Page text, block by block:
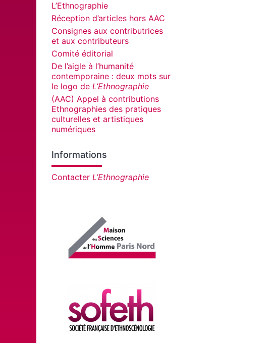
L’Ethnographie
Réception d’articles hors AAC
Consignes aux contributrices
et aux contributeurs
Comité éditorial
De l’aigle à l’humanité
contemporaine : deux mots sur
le logo de L’Ethnographie
(AAC) Appel à contributions
Ethnographies des pratiques
culturelles et artistiques
numériques
Informations
Contacter L’Ethnographie
Affiliations/partenaires